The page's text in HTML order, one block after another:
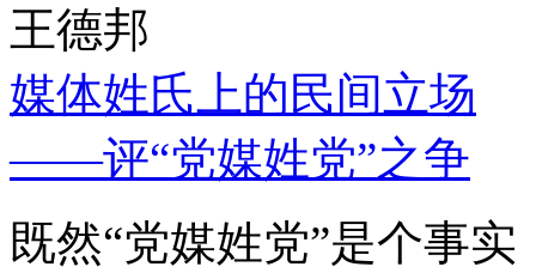
王德邦
媒体姓氏上的民间立场
——评“党媒姓党”之争
既然“党媒姓党”是个事